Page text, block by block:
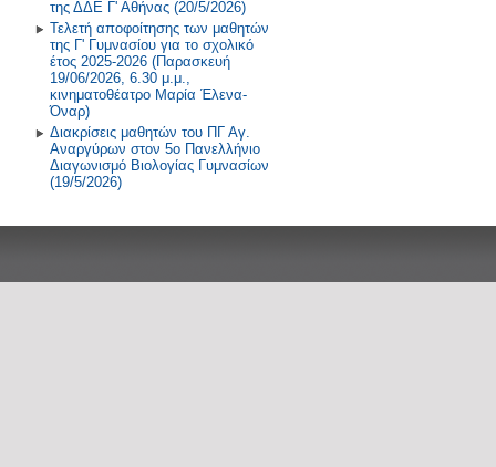
της ΔΔΕ Γ' Αθήνας (20/5/2026)
Τελετή αποφοίτησης των μαθητών
της Γ' Γυμνασίου για το σχολικό
έτος 2025-2026 (Παρασκευή
19/06/2026, 6.30 μ.μ.,
κινηματοθέατρο Μαρία Έλενα-
Όναρ)
Διακρίσεις μαθητών του ΠΓ Αγ.
Αναργύρων στον 5ο Πανελλήνιο
Διαγωνισμό Βιολογίας Γυμνασίων
(19/5/2026)